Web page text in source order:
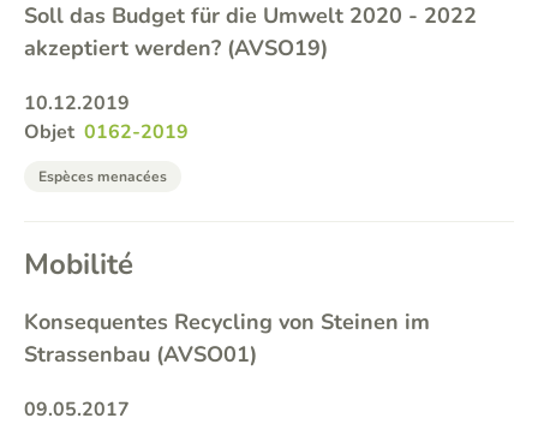
Soll das Budget für die Umwelt 2020 - 2022
akzeptiert werden? (AVSO19)
10.12.2019
Objet 0162-2019
Espèces menacées
Mobilité
Konsequentes Recycling von Steinen im
Strassenbau (AVSO01)
09.05.2017